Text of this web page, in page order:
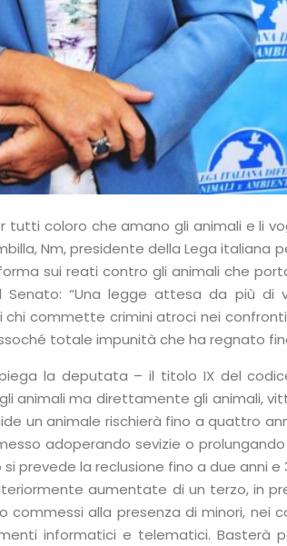
tutti coloro che amano gli animali e li
Nm, presidente della Lega italiana
sui reati contro gli animali che
“Una legge attesa da più di
commette crimini atroci nei
totale impunità che ha regnato
la deputata – il titolo IX del
animali ma direttamente gli animali,
un animale rischierà fino a quattro
adoperando sevizie o
prevede la reclusione fino a due anni e
aumentate di un terzo, in
alla presenza di minori, nei
informatici e telematici. Basterà